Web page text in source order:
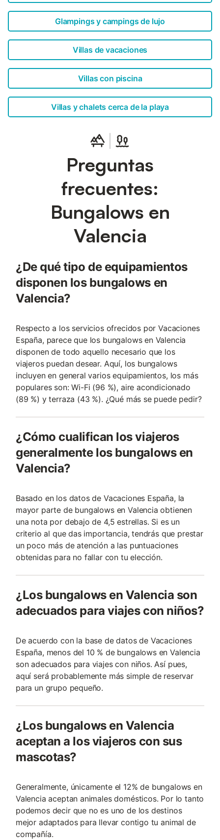
Glampings y campings de lujo
Villas de vacaciones
Villas con piscina
Villas y chalets cerca de la playa
Preguntas
frecuentes:
Bungalows en
Valencia
¿De qué tipo de equipamientos
disponen los bungalows en
Valencia?
Respecto a los servicios ofrecidos por Vacaciones
España, parece que los bungalows en Valencia
disponen de todo aquello necesario que los
viajeros puedan desear. Aquí, los bungalows
incluyen en general varios equipamientos, los más
populares son: Wi-Fi (96 %), aire acondicionado
(89 %) y terraza (43 %). ¿Qué más se puede pedir?
¿Cómo cualifican los viajeros
generalmente los bungalows en
Valencia?
Basado en los datos de Vacaciones España, la
mayor parte de bungalows en Valencia obtienen
una nota por debajo de 4,5 estrellas. Si es un
criterio al que das importancia, tendrás que prestar
un poco más de atención a las puntuaciones
obtenidas para no fallar con tu elección.
¿Los bungalows en Valencia son
adecuados para viajes con niños?
De acuerdo con la base de datos de Vacaciones
España, menos del 10 % de bungalows en Valencia
son adecuados para viajes con niños. Así pues,
aquí será probablemente más simple de reservar
para un grupo pequeño.
¿Los bungalows en Valencia
aceptan a los viajeros con sus
mascotas?
Generalmente, únicamente el 12% de bungalows en
Valencia aceptan animales domésticos. Por lo tanto
podemos decir que no es uno de los destinos
mejor adaptados para llevar contigo tu animal de
compañía.